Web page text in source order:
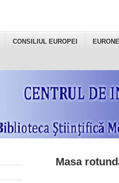
CONSILIUL EUROPEI
Masa